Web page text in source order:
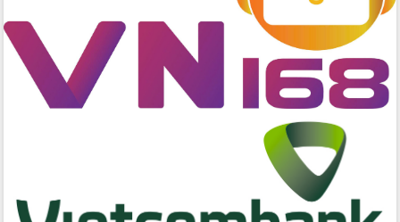
giải phóng mặt bằng Tuyến đường bộ
ven biển
Đắk Lắk nỗ lực thúc đẩy tăng trưởng
kinh tế từ 10% trở lên trong Quý
II/2026
Đắk Lắk về phát triển nhân lực y tế